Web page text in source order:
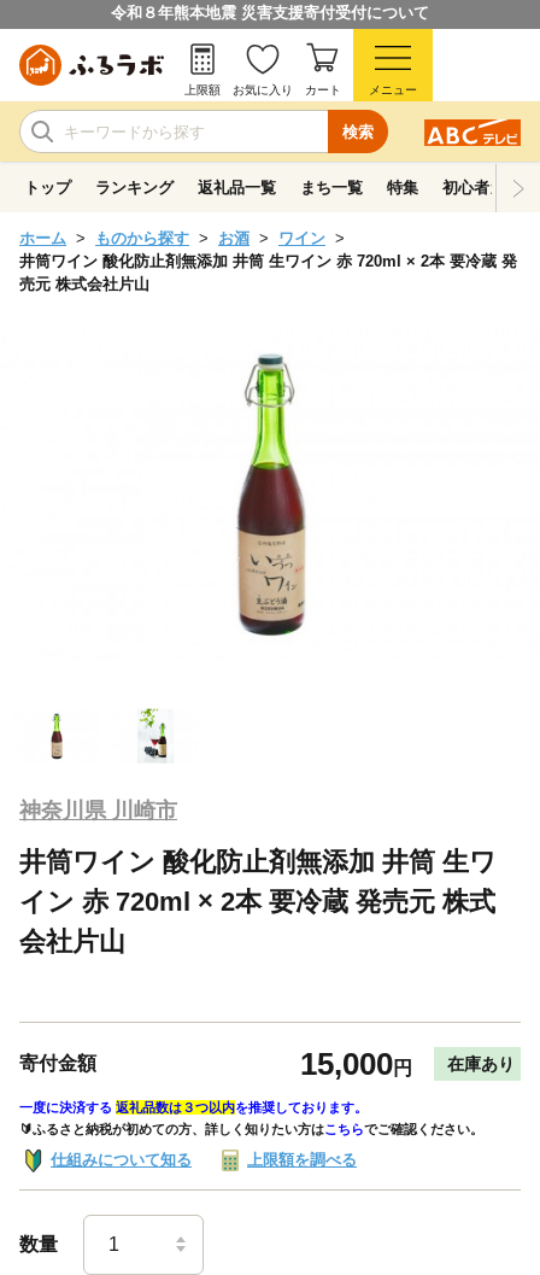
令和８年熊本地震 災害支援寄付受付について
検索
上限額 お気に入り カート メニュー
トップ ランキング 返礼品一覧 まち一覧 特集 初心者ガイド
ホーム ものから探す お酒
ワイン
井筒ワイン 酸化防止剤無添加 井筒 生ワイン 赤 720ml × 2本 要冷蔵 発
売元 株式会社片山
神奈川県 川崎市
井筒ワイン 酸化防止剤無添加 井筒 生ワ
イン 赤 720ml × 2本 要冷蔵 発売元 株式
会社片山
寄付金額 15,000円 在庫あり
一度に決済する 返礼品数は３つ以内を推奨しております。
🔰ふるさと納税が初めての方、詳しく知りたい方はこちらでご確認ください。
仕組みについて知る 上限額を調べる
数量